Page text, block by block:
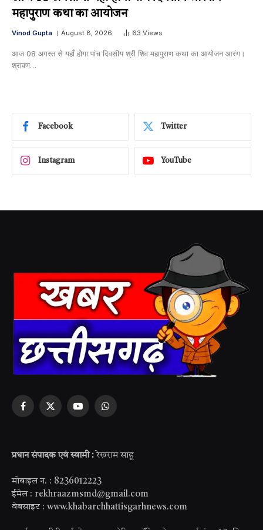
महापुराण कथा का आयोजन
Vinod Gupta August 8, 2026 63 Views
आज 08 अगस्त से यहाँ होगा पांच दिवसीय श्री शिव महापुराण कथा का आयोजन आरंग।
श्रावण…
Facebook Twitter
Instagram YouTube
Facebook
X
YouTubeWhatsApp
प्रधान संपादक एवं स्वामी : रेखराम साहू
मोबाइल न. : 8236012223
ईमेल : rekhraazmsmd@gmail.com
वेबसाइट : www.khabarchhattisgarhnews.com